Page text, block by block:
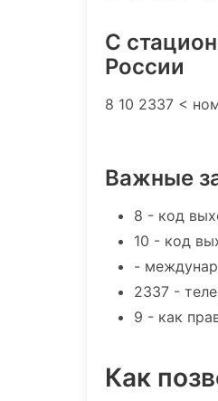
С
России
8 10 2337 <
Важные
8 - код
10 - код
-
2337 -
9 - как
Как